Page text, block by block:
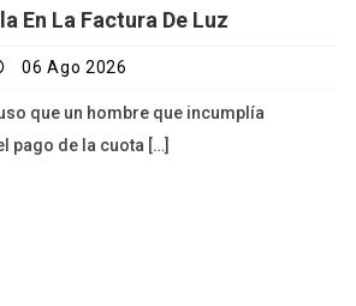
En La Factura De Luz
06 Ago 2026
que un hombre que incumplía
pago de la cuota […]